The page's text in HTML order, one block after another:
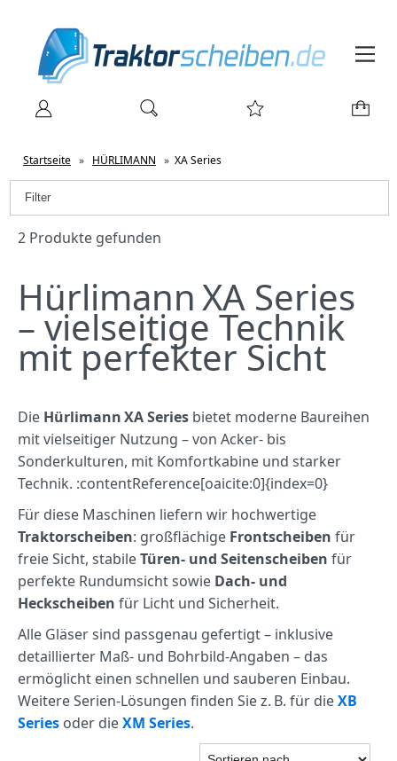
Startseite » HÜRLIMANN » XA Series
Filter
2 Produkte gefunden
Hürlimann XA Series
– vielseitige Technik
mit perfekter Sicht
Die Hürlimann XA Series bietet moderne Baureihen
mit vielseitiger Nutzung – von Acker‑ bis
Sonderkulturen, mit Komfortkabine und starker
Technik. :contentReference[oaicite:0]{index=0}
Für diese Maschinen liefern wir hochwertige
Traktorscheiben: großflächige Frontscheiben für
freie Sicht, stabileTüren‑ und Seitenscheiben für
perfekte Rundumsicht sowie Dach‑ und
Heckscheiben für Licht und Sicherheit.
Alle Gläser sind passgenau gefertigt – inklusive
detaillierter Maß‑ und Bohrbild‑Angaben – das
ermöglicht einen schnellen und sauberen Einbau.
Weitere Serien‑Lösungen finden Sie z. B. für dieXB
Series oder dieXM Series.